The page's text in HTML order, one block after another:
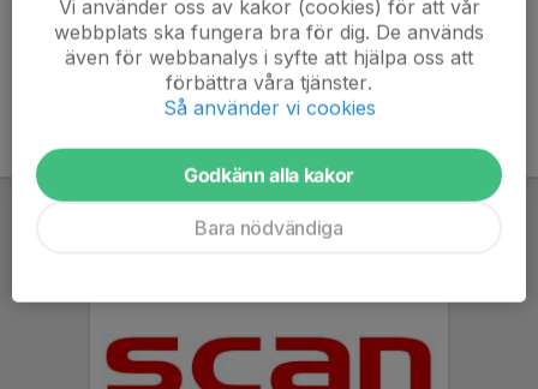
Vi använder oss av kakor (cookies) för att vår
webbplats ska fungera bra för dig. De används
även för webbanalys i syfte att hjälpa oss att
förbättra våra tjänster.
Så använder vi cookies
Godkänn alla kakor
Bara nödvändiga